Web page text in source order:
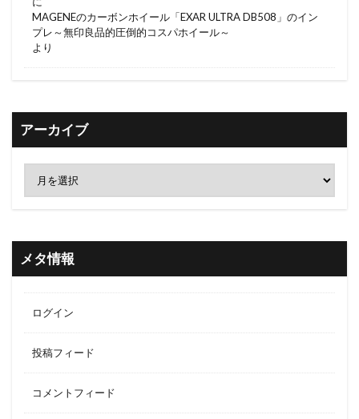
MAGENEのカーボンホイール「EXAR ULTRA DB508」のイン
プレ～無印良品的圧倒的コスパホイール～
より
アーカイブ
メタ情報
ログイン
投稿フィード
コメントフィード